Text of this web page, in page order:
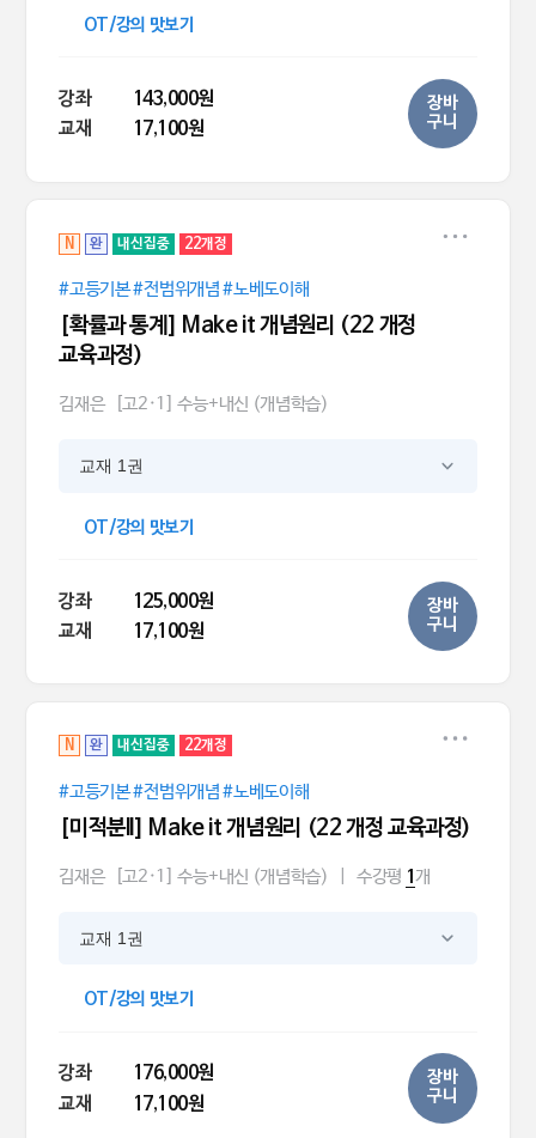
OT/강의 맛보기
강좌
143,000원
교재
17,100원
장바
구니
N 완 내신집중 22개정
#고등기본 #전범위개념 #노베도이해
[확률과 통계] Make it 개념원리 (22 개정
교육과정)
김재은 [고2·1] 수능+내신 (개념학습)
교재 1권
OT/강의 맛보기
강좌
125,000원
교재
17,100원
장바
구니
N 완 내신집중 22개정
#고등기본 #전범위개념 #노베도이해
[미적분ll] Make it 개념원리 (22 개정 교육과정)
김재은 [고2·1] 수능+내신 (개념학습) 수강평 1개
교재 1권
OT/강의 맛보기
강좌
176,000원
교재
17,100원
장바
구니